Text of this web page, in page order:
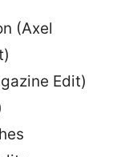
(Axel
Edit)